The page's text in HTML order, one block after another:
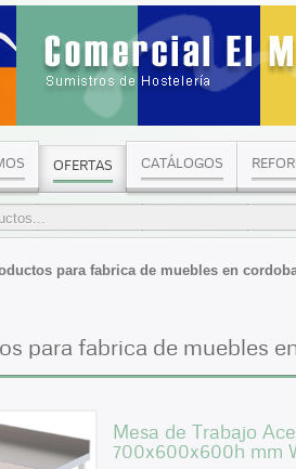
OFERTAS CATÁLOGOS
para fabrica de muebles en
para fabrica de muebles
Mesa de Trabajo
700x600x600h mm